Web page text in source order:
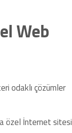
Web
odaklı çözümler
özel İnternet sitesi